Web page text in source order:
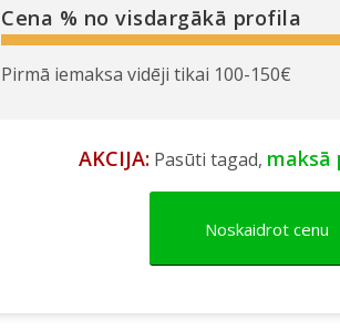
Cena % no visdargākā profila
Pirmā iemaksa vidēji tikai 100-150€
AKCIJA: Pasūti tagad, maksā
Noskaidrot cenu